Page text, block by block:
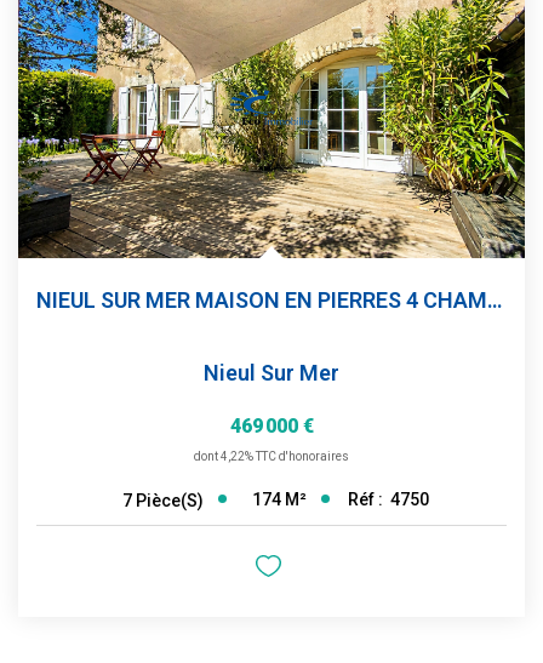
Parrainage
NOTRE ÉQUIPE
Qui Sommes-Nous ?
Nous Rejoindre
CONTACT NIEUL SUR MER MAISON EN PIERRES 4 CHAMBRES TERRAIN 204 M²
Nieul Sur Mer
469 000 €
dont 4,22% TTC d'honoraires
7 Pièce(s) 174 M² Réf : 4750